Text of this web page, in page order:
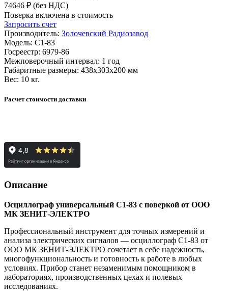
74646 ₽ (без НДС)
Поверка включена в стоимость
Запросить счет
Производитель: Золочевский Радиозавод
Модель: С1-83
Госреестр: 6979-86
Межповерочный интервал: 1 год
Габаритные размеры: 438х303х200 мм
Вес: 10 кг.
Расчет стоимости доставки
Описание
Осциллограф универсальный С1-83 с поверкой от ООО
МК ЗЕНИТ-ЭЛЕКТРО
Профессиональный инструмент для точных измерений и
анализа электрических сигналов — осциллограф С1-83 от
ООО МК ЗЕНИТ-ЭЛЕКТРО сочетает в себе надежность,
многофункциональность и готовность к работе в любых
условиях. Прибор станет незаменимым помощником в
лабораториях, производственных цехах и полевых
исследованиях.